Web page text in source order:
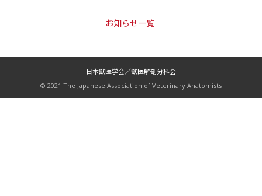
お知らせ一覧
日本獣医学会／獣医解剖分科会
© 2021 The Japanese Association of Veterinary Anatomists